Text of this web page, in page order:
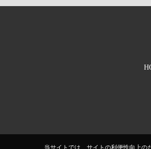
当サイトでは、サイトの利便性向上の